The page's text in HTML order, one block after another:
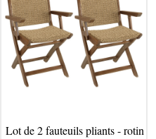
Lot de 2 fauteuils pliants - rotin